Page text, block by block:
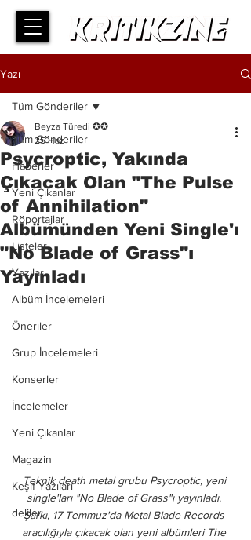
Yazı
Tüm Gönderiler
Haberler
Yeni Çıkanlar
Röportajlar
Listeler
Yazılar
Albüm İncelemeleri
Öneriler
Grup İncelemeleri
Konserler
İncelemeler
Yeni Çıkanlar
Magazin
Keşif Yazıları
deliler
Tüm Gönderiler
Psycroptic, Yakında
Çıkacak Olan "The Pulse
of Annihilation"
Albümünden Yeni Single'ı
"No Blade of Grass"ı
Yayınladı
Beyza Türedi ✪✪
25 Haz
Teknik death metal grubu Psycroptic, yeni
single'ları "No Blade of Grass"ı yayınladı.
Şarkı, 17 Temmuz'da Metal Blade Records
aracılığıyla çıkacak olan yeni albümleri The